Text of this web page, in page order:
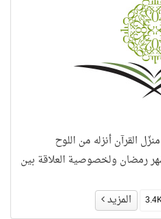
القرآن أنزله من اللوح
رمضان ولخصوصية العلاقة بين
المزيد